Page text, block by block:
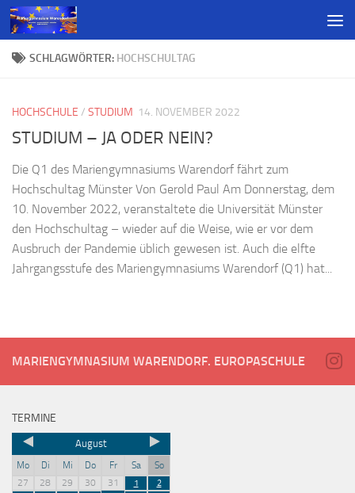
SCHLAGWÖRTER: HOCHSCHULTAG
HOCHSCHULE / STUDIUM 14. NOVEMBER 2022
STUDIUM – JA ODER NEIN?
Die Q1 des Mariengymnasiums Warendorf fährt zum
Hochschultag Münster Von Gerold Paul Am Donnerstag, dem
10. November 2022, veranstaltete die Universität Münster
den Hochschultag – wieder auf die Weise, wie er vor dem
Ausbruch der Pandemie üblich gewesen ist. Auch die elfte
Jahrgangsstufe des Mariengymnasiums Warendorf (Q1) hat...
MARIENGYMNASIUM WARENDORF. EUROPASCHULE
TERMINE
August
Mo Di Mi Do Fr Sa
So
27
28 29 30 31 1
2